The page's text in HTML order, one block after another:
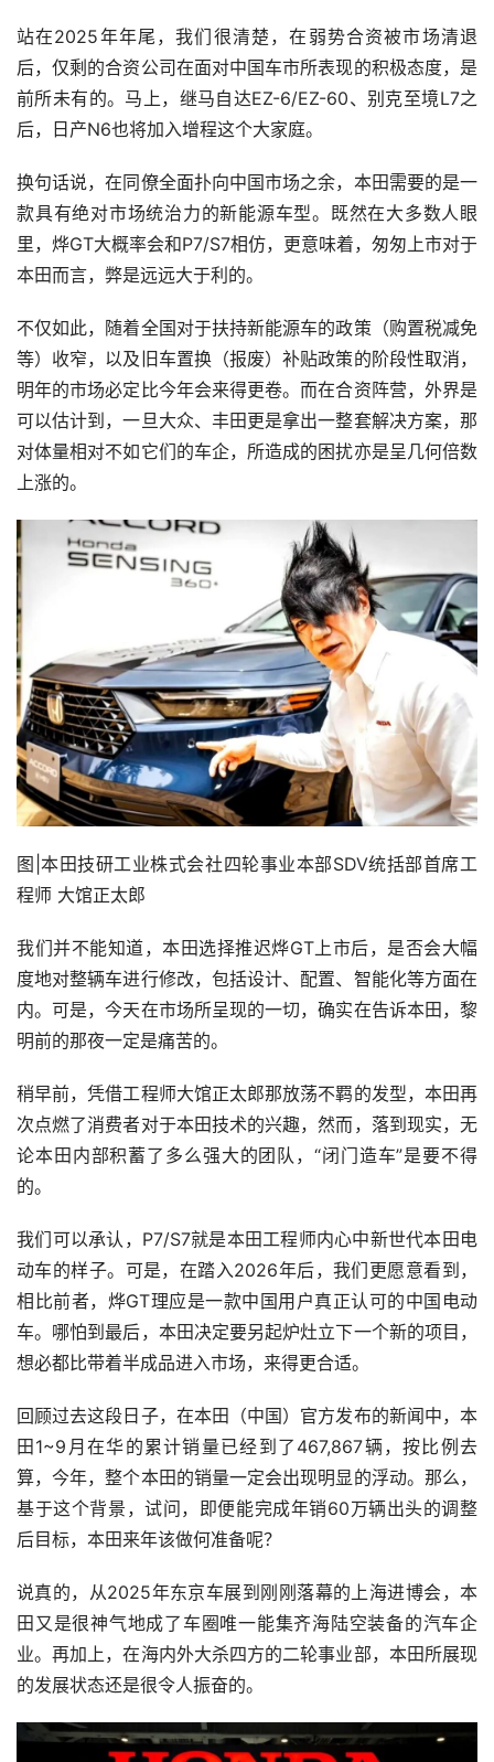
站在2025年年尾，我们很清楚，在弱势合资被市场清退
后，仅剩的合资公司在面对中国车市所表现的积极态度，是
前所未有的。马上，继马自达EZ-6/EZ-60、别克至境L7之
后，日产N6也将加入增程这个大家庭。
换句话说，在同僚全面扑向中国市场之余，本田需要的是一
款具有绝对市场统治力的新能源车型。既然在大多数人眼
里，烨GT大概率会和P7/S7相仿，更意味着，匆匆上市对于
本田而言，弊是远远大于利的。
不仅如此，随着全国对于扶持新能源车的政策（购置税减免
等）收窄，以及旧车置换（报废）补贴政策的阶段性取消，
明年的市场必定比今年会来得更卷。而在合资阵营，外界是
可以估计到，一旦大众、丰田更是拿出一整套解决方案，那
对体量相对不如它们的车企，所造成的困扰亦是呈几何倍数
上涨的。
图|本田技研工业株式会社四轮事业本部SDV统括部首席工
程师 大馆正太郎
我们并不能知道，本田选择推迟烨GT上市后，是否会大幅
度地对整辆车进行修改，包括设计、配置、智能化等方面在
内。可是，今天在市场所呈现的一切，确实在告诉本田，黎
明前的那夜一定是痛苦的。
稍早前，凭借工程师大馆正太郎那放荡不羁的发型，本田再
次点燃了消费者对于本田技术的兴趣，然而，落到现实，无
论本田内部积蓄了多么强大的团队，“闭门造车”是要不得
的。
我们可以承认，P7/S7就是本田工程师内心中新世代本田电
动车的样子。可是，在踏入2026年后，我们更愿意看到，
相比前者，烨GT理应是一款中国用户真正认可的中国电动
车。哪怕到最后，本田决定要另起炉灶立下一个新的项目，
想必都比带着半成品进入市场，来得更合适。
回顾过去这段日子，在本田（中国）官方发布的新闻中，本
田1~9月在华的累计销量已经到了467,867辆，按比例去
算，今年，整个本田的销量一定会出现明显的浮动。那么，
基于这个背景，试问，即便能完成年销60万辆出头的调整
后目标，本田来年该做何准备呢？
说真的，从2025年东京车展到刚刚落幕的上海进博会，本
田又是很神气地成了车圈唯一能集齐海陆空装备的汽车企
业。再加上，在海内外大杀四方的二轮事业部，本田所展现
的发展状态还是很令人振奋的。